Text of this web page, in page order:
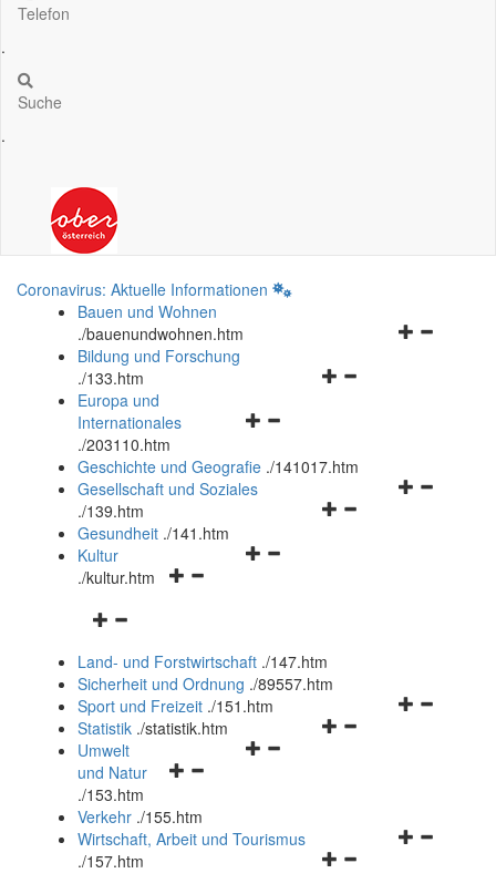
Telefon
.
Suche
.
Coronavirus: Aktuelle Informationen
Bauen und Wohnen
./bauenundwohnen.htm
Navigationsmenü
Bildung und Forschung
./133.htm
Navigationsmenü
und
schließen
Europa und
Internationales
./203110.htm
Geschichte und Geografie ./141017.htm
Navigationsmenü
Gesellschaft und Soziales
./139.htm
Navigationsmenü
Gesundheit ./141.htm
Navigationsmenü
Kultur
./kultur.htm
Navigationsmenü
und
schließen
Land- und Forstwirtschaft ./147.htm
Sicherheit und Ordnung ./89557.htm
Navigationsmenü
Sport und Freizeit ./151.htm
Navigationsmenü
Statistik ./statistik.htm
Navigationsmenü
und
schließen
Umwelt
und Natur
./153.htm
Verkehr ./155.htm
Navigationsmenü
Wirtschaft, Arbeit und Tourismus
./157.htm